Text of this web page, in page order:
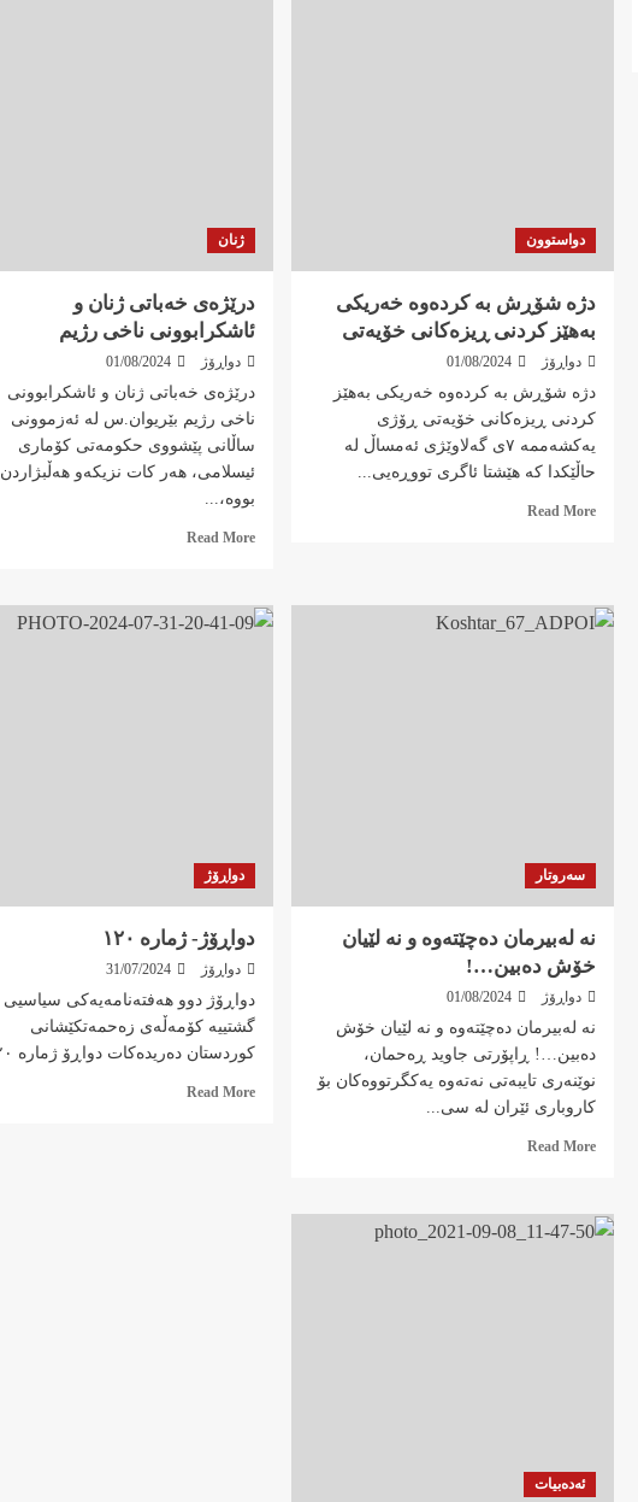
دواستوون
دژە شۆڕش بە کردەوە خەریکی
بەهێز کردنی ڕیزەکانی خۆیەتی
دواڕۆژ 01/08/2024
دژە شۆڕش بە کردەوە خەریکی بەهێز
کردنی ڕیزەکانی خۆیەتی ڕۆژی
یەکشەممە ٧ی گەلاوێژی ئەمساڵ له‌
حاڵێكدا كه‌ هێشتا ئاگری تووڕه‌یی...
Read More
Read
بە
ژنان
درێژەی خەباتی ژنان و
ئاشکرابوونی ناخی رژیم
دواڕۆژ 01/08/2024
درێژەی خەباتی ژنان و ئاشکرابوونی
ناخی رژیم بێریوان.س لە ئەزموونی
ساڵانی پێشووی حکومەتی کۆماری
ئیسلامی، هەر کات نزیکەو هەڵبژاردن
بووە،...
Read More
Read
درێژەی
خەباتی
سەروتار
نه‌ لەبیرمان دەچێتەوە و نه‌ لێیان
خۆش ده‌بین…!
دواڕۆژ 01/08/2024
نه‌ لەبیرمان دەچێتەوە و نه‌ لێیان خۆش
ده‌بین…! ڕاپۆرتی جاوید ڕەحمان،
نوێنەری تایبەتی نەتەوە یەکگرتووەکان بۆ
کاروباری ئێران لە سی...
Read More
Read
نه‌
لەبیرمان
دواڕۆژ
دواڕۆژ- ژمارە ١٢٠
دواڕۆژ 31/07/2024
دواڕۆژ دوو هەفتەنامەیەکی سیاسیی
گشتییە کۆمەڵەی زەحمەتکێشانی
کوردستان دەریدەکات دواڕۆ ژمارە ١٢٠
Read More
Read
ئەدەبیات